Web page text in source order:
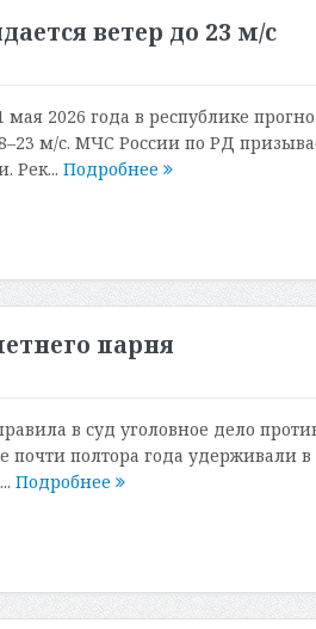
ветер до 23 м/с
2026 года в республике
м/с. МЧС России по РД
Рек... Подробнее
парня
в суд уголовное дело
почти полтора года удерживали в
Подробнее